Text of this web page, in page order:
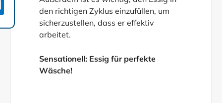
den richtigen Zyklus einzufüllen, um
sicherzustellen, dass er effektiv
arbeitet.
Sensationell: Essig für perfekte
Wäsche!